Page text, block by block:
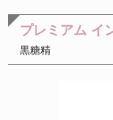
プレミアム イ
黒糖精